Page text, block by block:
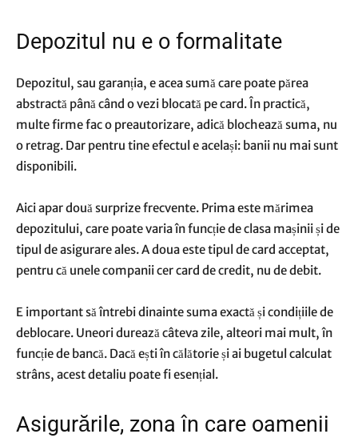
Depozitul nu e o formalitate
Depozitul, sau garanția, e acea sumă care poate părea
abstractă până când o vezi blocată pe card. În practică,
multe firme fac o preautorizare, adică blochează suma, nu
o retrag. Dar pentru tine efectul e același: banii nu mai sunt
disponibili.
Aici apar două surprize frecvente. Prima este mărimea
depozitului, care poate varia în funcție de clasa mașinii și de
tipul de asigurare ales. A doua este tipul de card acceptat,
pentru că unele companii cer card de credit, nu de debit.
E important să întrebi dinainte suma exactă și condițiile de
deblocare. Uneori durează câteva zile, alteori mai mult, în
funcție de bancă. Dacă ești în călătorie și ai bugetul calculat
strâns, acest detaliu poate fi esențial.
Asigurările, zona în care oamenii